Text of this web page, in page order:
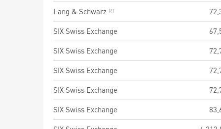
Lang & Schwarz
SIX Swiss Exchange
SIX Swiss Exchange
SIX Swiss Exchange
SIX Swiss Exchange
SIX Swiss Exchange